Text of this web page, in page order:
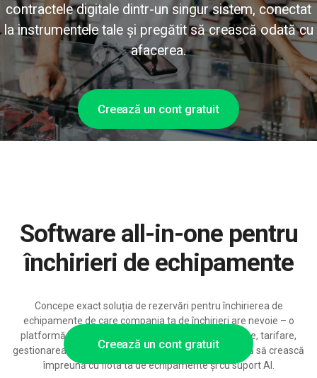
contractele digitale dintr-un singur sistem, conectat
la instrumentele tale și pregătit să crească odată cu
afacerea.
Creează un cont gratuit
Creează un cont gratuit
Software all-in-one pentru
închirieri de echipamente
Concepe exact soluția de rezervări pentru închirierea de
echipamente de care compania ta de închirieri are nevoie – o
platformă modulară cu condiții de închiriere detaliate, tarifare,
gestionarea stocurilor și opțiuni de integrare, pregătită să crească
împreună cu flota ta de echipamente și cu suport AI.